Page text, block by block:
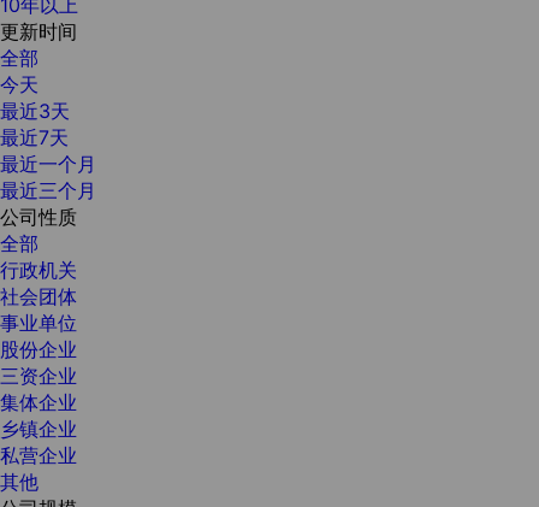
更新时间
全部
今天
最近3天
最近7天
最近一个月
最近三个月
公司性质
全部
行政机关
社会团体
事业单位
股份企业
三资企业
集体企业
乡镇企业
私营企业
其他